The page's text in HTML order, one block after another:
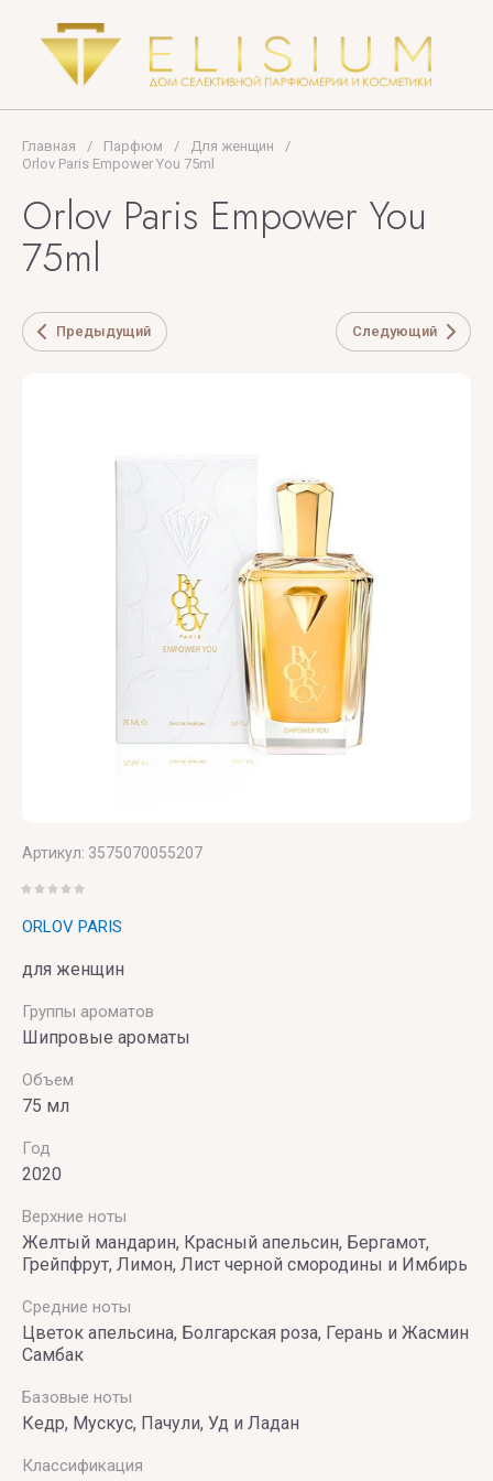
Главная / Парфюм / Для женщин
/
Orlov Paris Empower You 75ml
Orlov Paris Empower You
75ml
Предыдущий Следующий
Артикул: 3575070055207
ORLOV PARIS
для женщин
Группы ароматов
Шипровые ароматы
Объем
75 мл
Год
2020
Верхние ноты
Желтый мандарин, Красный апельсин, Бергамот,
Грейпфрут, Лимон, Лист черной смородины и Имбирь
Средние ноты
Цветок апельсина, Болгарская роза, Герань и Жасмин
Самбак
Базовые ноты
Кедр, Мускус, Пачули, Уд и Ладан
Классификация
Tom
Ford
U
LUXURY
V
Canto
Vertus
Victoria's
Secret
VILHELM
Camuto
X Y
Laurent
Z
ZILLI